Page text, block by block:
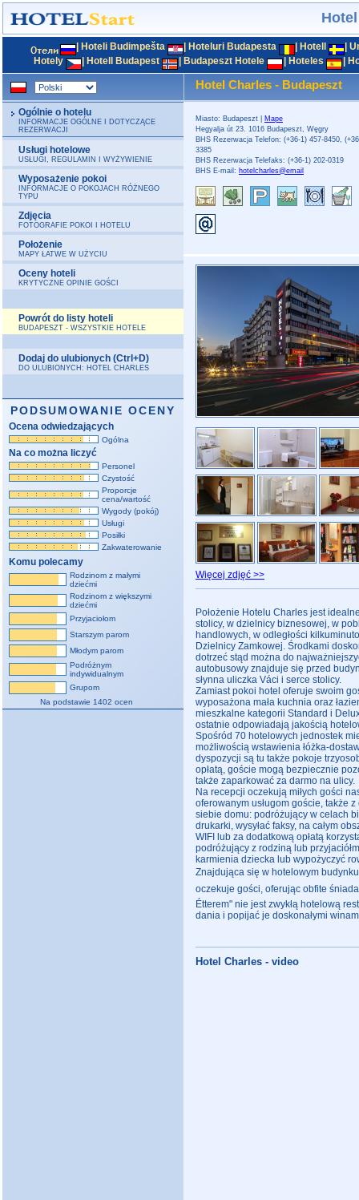
Hoteli Budimpešta Hoteluri Budapesta Hotell
Hotely
Hotell Budapest Budapeszt Hotele Hoteles
Hotel Charles - Budapeszt
Ogólnie o hotelu
INFORMACJE OGÓLNE I DOTYCZĄCE
REZERWACJI
Usługi hotelowe
USŁUGI, REGULAMIN I WYŻYWIENIE
Wyposażenie pokoi
INFORMACJE O POKOJACH RÓŻNEGO
TYPU
Zdjęcia
FOTOGRAFIE POKOI I HOTELU
Położenie
MAPY ŁATWE W UŻYCIU
Oceny hoteli
KRYTYCZNE OPINIE GOŚCI
Powrót do listy hoteli
BUDAPESZT - WSZYSTKIE HOTELE
Dodaj do ulubionych (Ctrl+D)
DO ULUBIONYCH: HOTEL CHARLES
PODSUMOWANIE OCENY
Ocena odwiedzających
Ogólna
Na co można liczyć
Personel
Czystość
Proporcje
cena/wartość
Wygody (pokój)
Usługi
Posiłki
Zakwaterowanie
Komu polecamy
Rodzinom z małymi
dziećmi
Rodzinom z większymi
dziećmi
Przyjaciołom
Starszym parom
Młodym parom
Podróżnym
indywidualnym
Grupom
Na podstawie 1402 ocen
Miasto: Budapeszt | Mape
Hegyalja út 23. 1016 Budapeszt, Węgry
BHS Rezerwacja Telefon: (+36-1) 457-8450,
3385
BHS Rezerwacja Telefaks: (+36-1) 202-0319
BHS E-mail: hotelcharles@email
Więcej zdjęć >>
Położenie Hotelu Charles jest
stolicy, w dzielnicy biznesowej, w
handlowych, w odległości
Dzielnicy Zamkowej. Środkami
dotrzeć stąd można do
autobusowy znajduje się przed
słynna uliczka Váci i serce stolicy.
Zamiast pokoi hotel oferuje swoim
wyposażona mała kuchnia oraz
mieszkalne kategorii Standard i
ostatnie odpowiadają jakością
Spośród 70 hotelowych jednostek
możliwością wstawienia łóżka-
dyspozycji są tu także pokoje
opłatą, goście mogą bezpiecznie
także zaparkować za darmo na ulicy.
Na recepcji oczekują miłych gości
oferowanym usługom goście, także
siebie domu: podróżujący w celach
drukarki, wysyłać faksy, na całym
WIFI lub za dodatkową opłatą
podróżujący z rodziną lub
karmienia dziecka lub wypożyczyć
Znajdująca się w hotelowym
oczekuje gości, oferując obfite
Étterem" nie jest zwykłą hotelową
dania i popijać je doskonałymi
Hotel Charles - video